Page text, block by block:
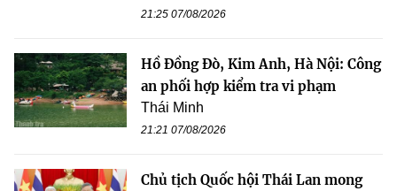
21:25 07/08/2026
Hồ Đồng Đò, Kim Anh, Hà Nội: Công
an phối hợp kiểm tra vi phạm
Thái Minh
21:21 07/08/2026
Chủ tịch Quốc hội Thái Lan mong